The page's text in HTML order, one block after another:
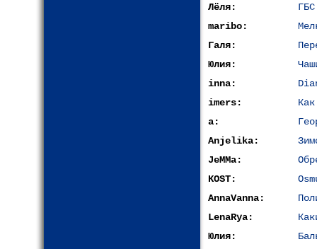
Лёля:
maribo:
Галя:
Юлия:
inna:
imers:
a:
Anjelika:
JeMMa:
KOST:
AnnaVanna:
LenaRya:
Юлия: